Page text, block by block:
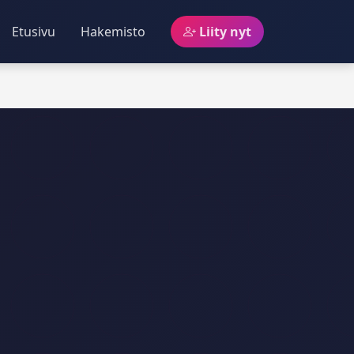
Etusivu Hakemisto Liity nyt